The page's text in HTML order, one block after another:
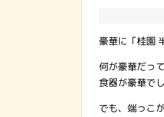
豪華に「桂園
何が豪華だっ
食器が豪華で
でも、端っこ